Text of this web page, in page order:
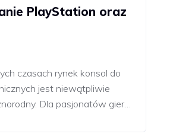
PlayStation oraz
czasach rynek konsol do
jest niewątpliwie
Dla pasjonatów gier…